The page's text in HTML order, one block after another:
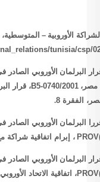
الأوروبية –
tunisia/csp/
البرلمان
مصر، B5-0740/2001، قرار
الفقرة 8 .
البرلمان الأوروبي الصادر في 10 أكتوبر/تشرين
، إبرام اتفاقية شراكة
البرلمان الأوروبي الصادر في 16 يناير/كانون
، اتفاقية الاتحاد الأوروبي